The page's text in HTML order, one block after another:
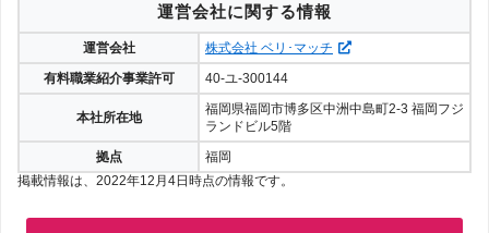
運営会社に関する情報
運営会社
株式会社 ベリ･マッチ
有料職業紹介事業許可
40-ユ-300144
本社所在地
福岡県福岡市博多区中洲中島町2-3 福岡フジ
ランドビル5階
拠点
福岡
掲載情報は、2022年12月4日時点の情報です。